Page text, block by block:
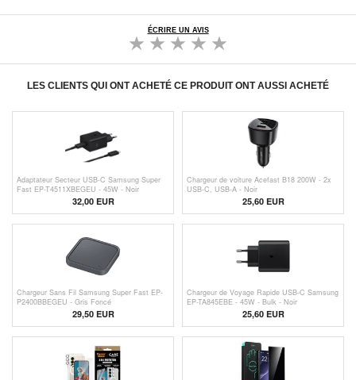
ÉCRIRE UN AVIS
LES CLIENTS QUI ONT ACHETÉ CE PRODUIT ONT AUSSI ACHETÉ
Adaptateur Secteur USB-C Samsung Super
Fast EP-T4511XBEGEU - 45W - Noir
32,00 EUR
Chargeur de voiture Acefast B18 200W - 2x
USB-C, USB-A - Noir
25,60 EUR
Chargeur Sans Fil Samsung Super Fast EP-
P2400BBEGEU - Gris Foncé
29,50 EUR
Chargeur de Voyage Rapide USB-C Samsung
EP-TA845EBE - 45W - Bulk - Noir
25,60 EUR